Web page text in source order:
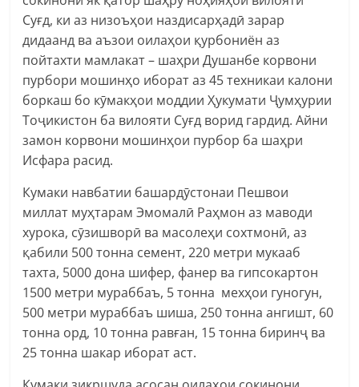
Суғд, ки аз низоъҳои наздисарҳадӣ зарар
дидаанд ва аъзои оилаҳои қурбониён аз
пойтахти мамлакат – шаҳри Душанбе корвони
пурбори мошинҳо иборат аз 45 техникаи калони
боркаш бо кӯмакҳои моддии Ҳукумати Ҷумҳурии
Тоҷикистон ба вилояти Суғд ворид гардид. Айни
замон корвони мошинҳои пурбор ба шаҳри
Исфара расид.
Кумаки навбатии башардӯстонаи Пешвои
миллат муҳтарам Эмомалӣ Раҳмон аз маводи
хурока, сӯзишворӣ ва масолеҳи сохтмонӣ, аз
қабили 500 тонна семент, 220 метри мукааб
тахта, 5000 дона шифер, фанер ва гипсокартон
1500 метри мураббаъ, 5 тонна мехҳои гуногун,
500 метри мураббаъ шиша, 250 тонна ангишт, 60
тонна орд, 10 тонна равған, 15 тонна биринҷ ва
25 тонна шакар иборат аст.